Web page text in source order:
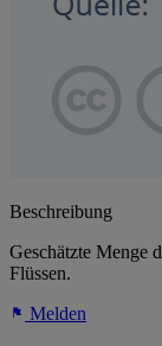
Beschreibung
Geschätzte Menge
Flüssen.
Melden